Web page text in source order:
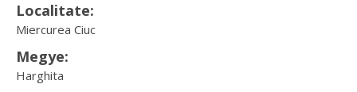
Localitate:
Miercurea Ciuc
Megye:
Harghita